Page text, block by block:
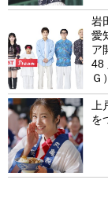
岩
愛
ア
48
Ｇ
を